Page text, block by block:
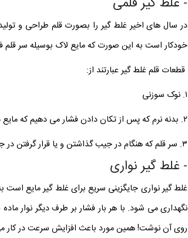
در سال های اخیر غلط گیر را بصورت قلم طراحی و
خودکار است به این صورت که مایع لاک بوسیله سر
قطعات قلم غلط گیر عبارتند از:
۱. نوک سوزنی
۲. بدنه نرم که پس از تکان دادن فشار می دهیم که مایع در داخل نوک قلم جاری شود.
۳. سر قلم که هنگام در جیب گذاشتن و یا قرار گرفتن در جامدادی از ریزش مایع جلوگیری می کند.
- غلط گیر نواری
نگهداری می شود. با هر بار فشار بر طرف دیگر نوار
روی آن نوشت! همین مورد باعث افزایش سرعت در کار